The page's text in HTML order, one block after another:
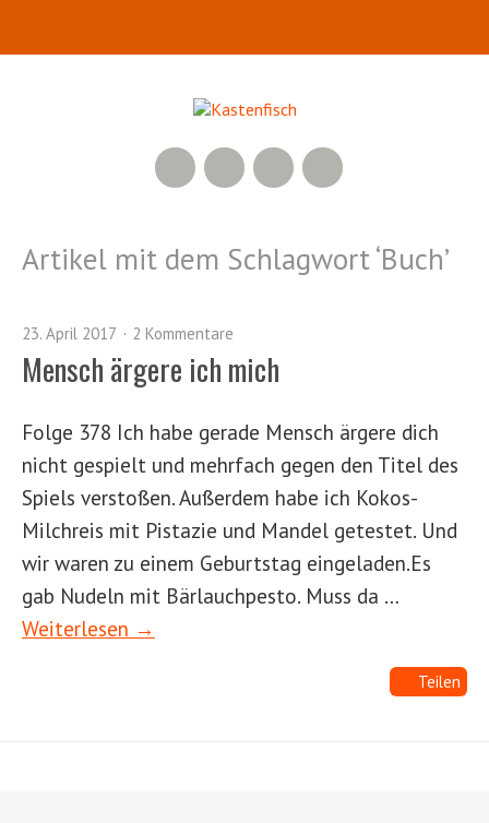
Facebook
YouTube
RSS Feed
Artikel mit dem Schlagwort ‘Buch’
23. April 2017 2 Kommentare
Mensch ärgere ich mich
Folge 378 Ich habe gerade Mensch ärgere dich
nicht gespielt und mehrfach gegen den Titel des
Spiels verstoßen. Außerdem habe ich Kokos-
Milchreis mit Pistazie und Mandel getestet. Und
wir waren zu einem Geburtstag eingeladen.Es
gab Nudeln mit Bärlauchpesto. Muss da …
Weiterlesen →
Teilen